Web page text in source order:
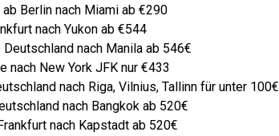
Berlin nach Miami ab €290
nach Yukon ab €544
Deutschland nach Manila ab 546€
nach New York JFK nur €433
nach Riga, Vilnius, Tallinn für unter 100€
nach Bangkok ab 520€
nach Kapstadt ab 520€